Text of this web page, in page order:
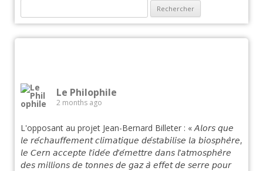
Le Philophile
2 months ago
L'opposant au projet Jean-Bernard Billeter : « 𝘈𝘭𝘰𝘳𝘴 𝘲𝘶𝘦
𝘭𝘦 𝘳𝘦́𝘤𝘩𝘢𝘶𝘧𝘧𝘦𝘮𝘦𝘯𝘵 𝘤𝘭𝘪𝘮𝘢𝘵𝘪𝘲𝘶𝘦 𝘥𝘦́𝘴𝘵𝘢𝘣𝘪𝘭𝘪𝘴𝘦 𝘭𝘢 𝘣𝘪𝘰𝘴𝘱𝘩𝘦̀𝘳𝘦,
𝘭𝘦 𝘊𝘦𝘳𝘯 𝘢𝘤𝘤𝘦𝘱𝘵𝘦 𝘭’𝘪𝘥𝘦́𝘦 𝘥’𝘦́𝘮𝘦𝘵𝘵𝘳𝘦 𝘥𝘢𝘯𝘴 𝘭’𝘢𝘵𝘮𝘰𝘴𝘱𝘩𝘦̀𝘳𝘦
𝘥𝘦𝘴 𝘮𝘪𝘭𝘭𝘪𝘰𝘯𝘴 𝘥𝘦 𝘵𝘰𝘯𝘯𝘦𝘴 𝘥𝘦 𝘨𝘢𝘻 𝘢̀ 𝘦𝘧𝘧𝘦𝘵 𝘥𝘦 𝘴𝘦𝘳𝘳𝘦 𝘱𝘰𝘶𝘳